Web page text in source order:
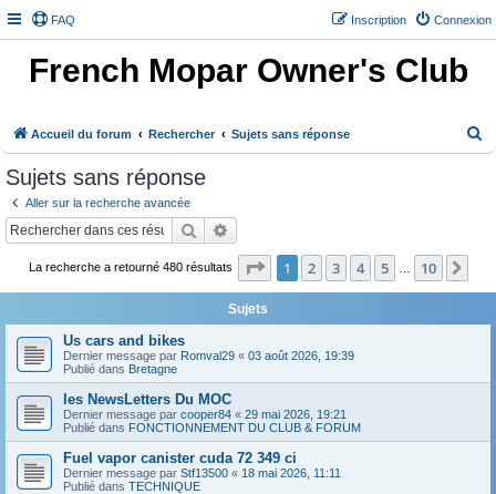
FAQ Connexion
Inscription
French Mopar Owner's Club
Accueil du forum Rechercher Sujets sans réponse
c
Sujets sans réponse
Aller sur la recherche avancée
Rechercher
La recherche a retourné 480 résultats Page 1sur10
1 2 3 4 5 10
Sujets
Us cars and bikes
Dernier message par Romval29 « 03 août 2026, 19:39
Publié dans Bretagne
les NewsLetters Du MOC
Dernier message par cooper84 « 29 mai 2026, 19:21
Publié dans FONCTIONNEMENT DU CLUB & FORUM
Fuel vapor canister cuda 72 349 ci
Dernier message par Stf13500 « 18 mai 2026, 11:11
Publié dans TECHNIQUE